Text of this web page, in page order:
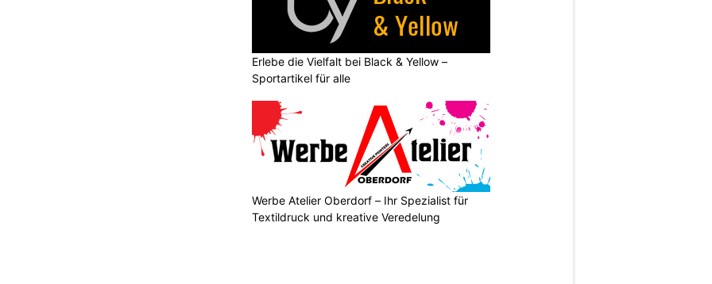
Erlebe die Vielfalt bei Black & Yellow –
Sportartikel für alle
Werbe Atelier Oberdorf – Ihr Spezialist für
Textildruck und kreative Veredelung